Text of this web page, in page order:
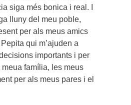
siga més bonica i real. I
lluny del meu poble,
per als meus amics
qui m’ajuden a
importants i per
família, les meus
per als meus pares i el